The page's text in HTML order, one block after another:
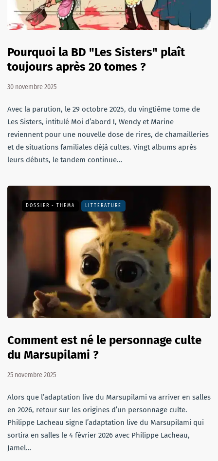
Pourquoi la BD "Les Sisters" plaît
toujours après 20 tomes ?
30 novembre 2025
Avec la parution, le 29 octobre 2025, du vingtième tome de
Les Sisters, intitulé Moi d’abord !, Wendy et Marine
reviennent pour une nouvelle dose de rires, de chamailleries
et de situations familiales déjà cultes. Vingt albums après
leurs débuts, le tandem continue…
DOSSIER - THEMA LITTÉRATURE
Comment est né le personnage culte
du Marsupilami ?
25 novembre 2025
Alors que l’adaptation live du Marsupilami va arriver en salles
en 2026, retour sur les origines d’un personnage culte.
Philippe Lacheau signe l’adaptation live du Marsupilami qui
sortira en salles le 4 février 2026 avec Philippe Lacheau,
Jamel…